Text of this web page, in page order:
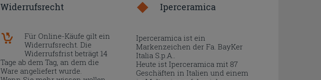
Widerrufsrecht
Für Online-Käufe gilt ein
Widerrufsrecht. Die
Widerrufsfrist beträgt 14
Tage ab dem Tag, an dem die
Ware angeliefert wurde.
Iperceramica
Iperceramica ist ein
Markenzeichen der Fa. BayKer
Italia S.p.A..
Heute ist Iperceramica mit 87
Geschäften in Italien und einem